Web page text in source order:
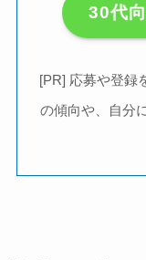
30代
[PR] 応募や登録
の傾向や、自分